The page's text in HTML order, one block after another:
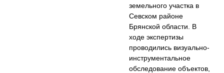
земельного участка в
Севском районе
Брянской области. В
ходе экспертизы
проводились визуально-
инструментальное
обследование объектов,